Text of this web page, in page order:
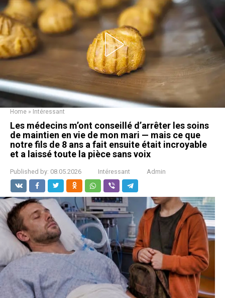
Home » Intéressant
Les médecins m’ont conseillé d’arrêter les soins
de maintien en vie de mon mari — mais ce que
notre fils de 8 ans a fait ensuite était incroyable
et a laissé toute la pièce sans voix
Published by: 08.05.2026 Intéressant Admin